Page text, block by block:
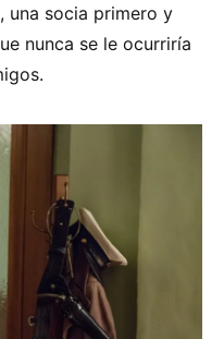
una socia primero y
nunca se le ocurriría